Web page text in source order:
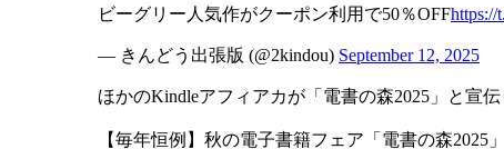
ビーグリー人気作がクーポン利用で50％OFFhttps://
— きんどう出張版 (@2kindou) September 12, 2025
ほかのKindleアフィアカが「電書の森2025」と宣
【毎年恒例】秋の電子書籍フェア「電書の森2025